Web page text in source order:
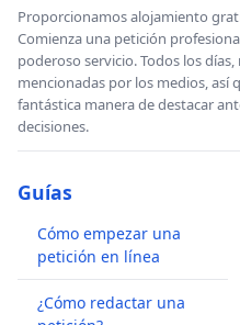
Proporcionamos alojamiento
Comienza una petición
poderoso servicio. Todos los
mencionadas por los medios, así
fantástica manera de destacar
decisiones.
Guías
Cómo empezar una
petición en línea
¿Cómo redactar una